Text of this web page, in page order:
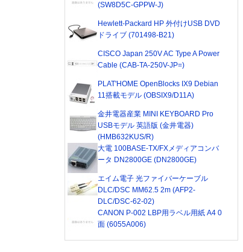
(SW8D5C-GPPW-J)
Hewlett-Packard HP 外付けUSB DVD
ドライブ (701498-B21)
CISCO Japan 250V AC Type A Power
Cable (CAB-TA-250V-JP=)
PLAT'HOME OpenBlocks IX9 Debian
11搭載モデル (OBSIX9/D11A)
金井電器産業 MINI KEYBOARD Pro
USBモデル 英語版 (金井電器)
(HMB632KUS/R)
大電 100BASE-TX/FXメディアコンバ
ータ DN2800GE (DN2800GE)
エイム電子 光ファイバーケーブル
DLC/DSC MM62.5 2m (AFP2-
DLC/DSC-62-02)
CANON P-002 LBP用ラベル用紙 A4 0
面 (6055A006)